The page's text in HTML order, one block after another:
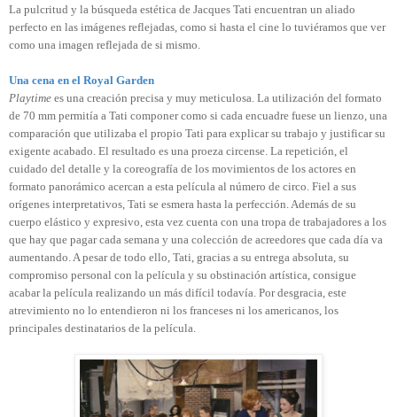
La pulcritud y la búsqueda estética de Jacques Tati encuentran un aliado
perfecto en las imágenes reflejadas, como si hasta el cine lo tuviéramos que ver
como una imagen reflejada de si mismo.
Una cena en el Royal Garden
Playtime es una creación precisa y muy meticulosa. La utilización del formato
de 70 mm permitía a Tati componer como si cada encuadre fuese un lienzo, una
comparación que utilizaba el propio Tati para explicar su trabajo y justificar su
exigente acabado. El resultado es una proeza circense. La repetición, el
cuidado del detalle y la coreografía de los movimientos de los actores en
formato panorámico acercan a esta película al número de circo. Fiel a sus
orígenes interpretativos, Tati se esmera hasta la perfección. Además de su
cuerpo elástico y expresivo, esta vez cuenta con una tropa de trabajadores a los
que hay que pagar cada semana y una colección de acreedores que cada día va
aumentando. A pesar de todo ello, Tati, gracias a su entrega absoluta, su
compromiso personal con la película y su obstinación artística, consigue
acabar la película realizando un más difícil todavía. Por desgracia, este
atrevimiento no lo entendieron ni los franceses ni los americanos, los
principales destinatarios de la película.